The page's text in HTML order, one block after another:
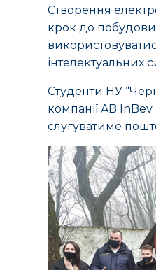
Створення
крок до побудови
інтелектуальних
Студенти НУ
компанії AB InBev
слугуватиме